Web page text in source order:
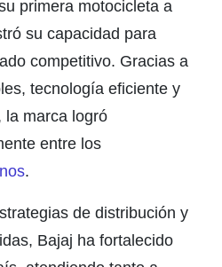
primera motocicleta a
su capacidad para
competitivo. Gracias a
tecnología eficiente y
la marca logró
entre los
.
de distribución y
Bajaj ha fortalecido